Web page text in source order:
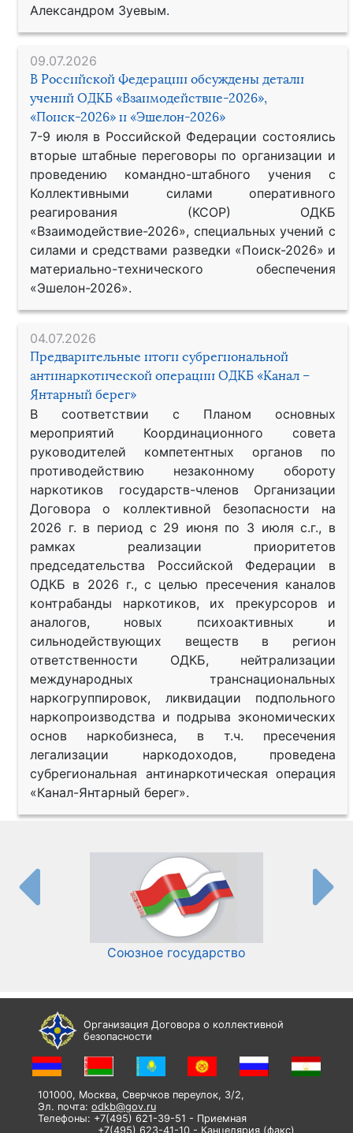
Александром Зуевым.
09.07.2026
В Российской Федерации обсуждены детали
учений ОДКБ «Взаимодействие-2026»,
«Поиск-2026» и «Эшелон-2026»
7-9 июля в Российской Федерации состоялись
вторые штабные переговоры по организации и
проведению командно-штабного учения с
Коллективными силами оперативного
реагирования (КСОР) ОДКБ
«Взаимодействие-2026», специальных учений с
силами и средствами разведки «Поиск-2026» и
материально-технического обеспечения
«Эшелон-2026».
04.07.2026
Предварительные итоги субрегиональной
антинаркотической операции ОДКБ «Канал –
Янтарный берег»
В соответствии с Планом основных
мероприятий Координационного совета
руководителей компетентных органов по
противодействию незаконному обороту
наркотиков государств-членов Организации
Договора о коллективной безопасности на
2026 г. в период с 29 июня по 3 июля с.г., в
рамках реализации приоритетов
председательства Российской Федерации в
ОДКБ в 2026 г., с целью пресечения каналов
контрабанды наркотиков, их прекурсоров и
аналогов, новых психоактивных и
сильнодействующих веществ в регион
ответственности ОДКБ, нейтрализации
международных транснациональных
наркогруппировок, ликвидации подпольного
наркопроизводства и подрыва экономических
основ наркобизнеса, в т.ч. пресечения
легализации наркодоходов, проведена
субрегиональная антинаркотическая операция
«Канал-Янтарный берег».
Союзное государство
Организация Договора о коллективной
безопасности
101000, Москва, Сверчков переулок, 3/2,
Эл. почта: odkb@gov.ru
Телефоны: +7(495) 621-39-51 - Приемная
+7(495) 623-41-10 - Канцелярия (факс)